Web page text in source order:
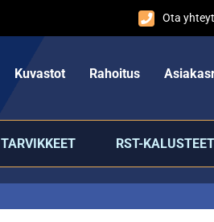
Ota
Kuvastot Rahoitus
TARVIKKEET RST-KALUSTEET